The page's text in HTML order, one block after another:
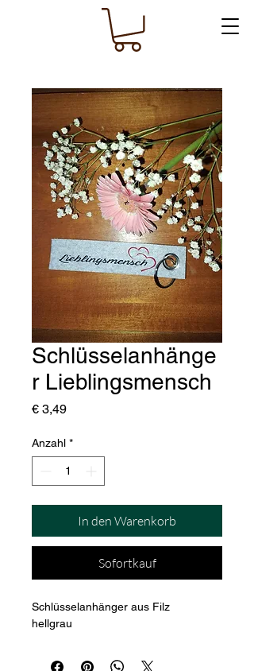
Schlüsselanhänge
r Lieblingsmensch
€ 3,49Preis
Anzahl *
In den Warenkorb
Sofortkauf
Schlüsselanhänger aus Filz
hellgrau